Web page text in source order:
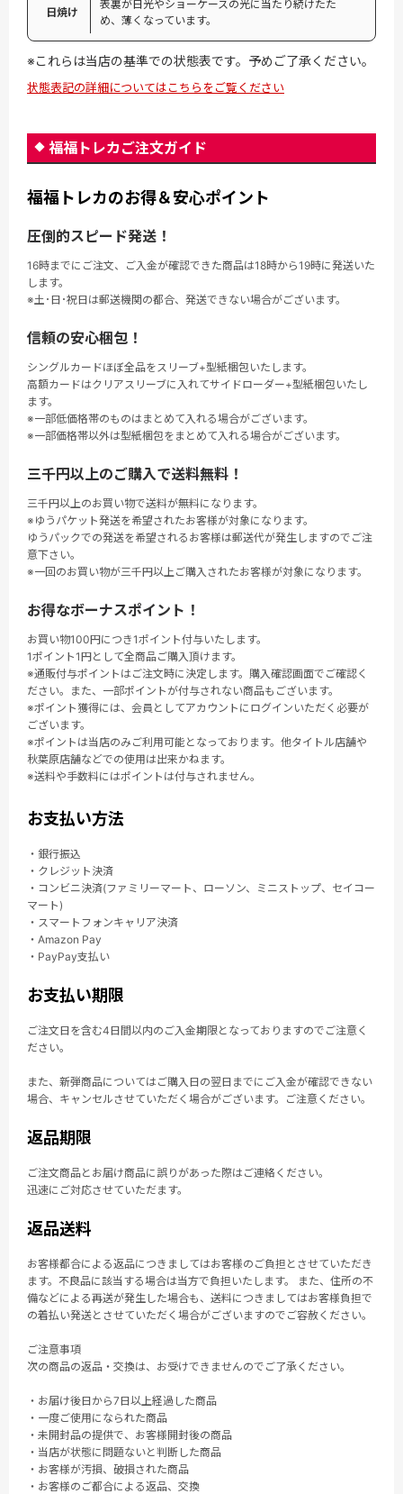
日焼け
表裏が日光やショーケースの光に当たり続けたた
め、薄くなっています。
※これらは当店の基準での状態表です。予めご了承ください。
状態表記の詳細についてはこちらをご覧ください
福福トレカご注文ガイド
福福トレカのお得＆安心ポイント
圧倒的スピード発送！
16時までにご注文、ご入金が確認できた商品は18時から19時に発送いた
します。
※土･日･祝日は郵送機関の都合、発送できない場合がございます。
信頼の安心梱包！
シングルカードほぼ全品をスリーブ+型紙梱包いたします。
高額カードはクリアスリーブに入れてサイドローダー+型紙梱包いたし
ます。
※一部低価格帯のものはまとめて入れる場合がございます。
※一部価格帯以外は型紙梱包をまとめて入れる場合がございます。
三千円以上のご購入で送料無料！
三千円以上のお買い物で送料が無料になります。
※ゆうパケット発送を希望されたお客様が対象になります。
ゆうパックでの発送を希望されるお客様は郵送代が発生しますのでご注
意下さい。
※一回のお買い物が三千円以上ご購入されたお客様が対象になります。
お得なボーナスポイント！
お買い物100円につき1ポイント付与いたします。
1ポイント1円として全商品ご購入頂けます。
※通販付与ポイントはご注文時に決定します。購入確認画面でご確認く
ださい。また、一部ポイントが付与されない商品もございます。
※ポイント獲得には、会員としてアカウントにログインいただく必要が
ございます。
※ポイントは当店のみご利用可能となっております。他タイトル店舗や
秋葉原店舗などでの使用は出来かねます。
※送料や手数料にはポイントは付与されません。
お支払い方法
・銀行振込
・クレジット決済
・コンビニ決済(ファミリーマート、ローソン、ミニストップ、セイコー
マート)
・スマートフォンキャリア決済
・Amazon Pay
・PayPay支払い
お支払い期限
ご注文日を含む4日間以内のご入金期限となっておりますのでご注意く
ださい。
また、新弾商品についてはご購入日の翌日までにご入金が確認できない
場合、キャンセルさせていただく場合がございます。ご注意ください。
返品期限
ご注文商品とお届け商品に誤りがあった際はご連絡ください。
迅速にご対応させていただます。
返品送料
お客様都合による返品につきましてはお客様のご負担とさせていただき
ます。不良品に該当する場合は当方で負担いたします。 また、住所の不
備などによる再送が発生した場合も、送料につきましてはお客様負担で
の着払い発送とさせていただく場合がございますのでご容赦ください。
ご注意事項
次の商品の返品・交換は、お受けできませんのでご了承ください。
・お届け後日から7日以上経過した商品
・一度ご使用になられた商品
・未開封品の提供で、お客様開封後の商品
・当店が状態に問題ないと判断した商品
・お客様が汚損、破損された商品
・お客様のご都合による返品、交換